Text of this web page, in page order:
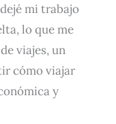
mi trabajo
lo que me
viajes, un
cómo viajar
y